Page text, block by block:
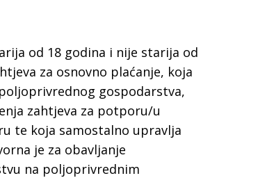
od 18 godina i nije starija od
za osnovno plaćanje, koja
gospodarstva,
zahtjeva za potporu/u
te koja samostalno upravlja
je za obavljanje
na poljoprivrednim